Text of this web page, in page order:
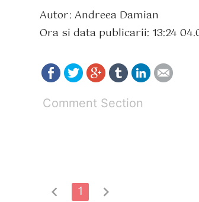
Autor: Andreea Damian
Ora si data publicarii: 13:24
Comment Section
chevron_left 1 chevron_right